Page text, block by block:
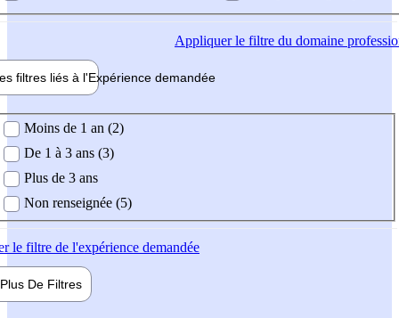
Appliquerle filtre du domaine
filtres liés à l'Expérience demandée
demandée
Moins de 1 an (2)
De 1 à 3 ans (3)
Plus de 3 ans
Non renseignée (5)
le filtre de l'expérience demandée
Plus De Filtres